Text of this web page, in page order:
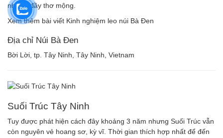
nhưng đầy thơ mộng.
Xem thêm bài viết Kinh nghiệm leo núi Bà Đen
Địa chỉ Núi Bà Đen
Bời Lời, tp. Tây Ninh, Tây Ninh, Vietnam
Suối Trúc Tây Ninh
Tuy được phát hiện cách đây khoảng 3 năm nhưng Suối Trúc vẫn
còn nguyên vẻ hoang sơ, kỳ vĩ. Thời gian thích hợp nhất để đến